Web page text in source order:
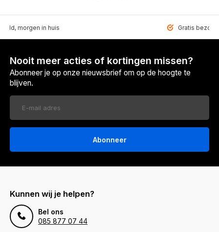
morgen in huis Gratis
Nooit meer acties of kortingen missen?
Abonneer je op onze nieuwsbrief om op de hoogte te
blijven.
Abonneer
Kunnen wij je helpen?
Bel ons
085 877 07 44